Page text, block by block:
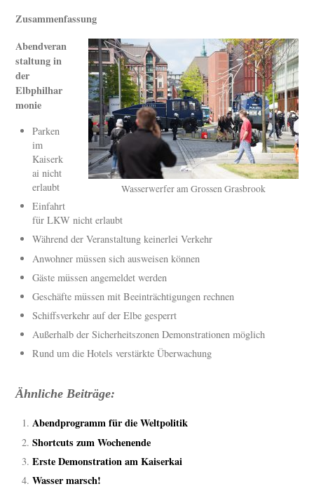
Zusammenfassung
Wasserwerfer am Grossen Grasbrook
Abendveran
staltung in
der
Elbphilhar
monie
Parken
im
Kaiserk
ai nicht
erlaubt
Einfahrt
für LKW nicht erlaubt
Während der Veranstaltung keinerlei Verkehr
Anwohner müssen sich ausweisen können
Gäste müssen angemeldet werden
Geschäfte müssen mit Beeinträchtigungen rechnen
Schiffsverkehr auf der Elbe gesperrt
Außerhalb der Sicherheitszonen Demonstrationen möglich
Rund um die Hotels verstärkte Überwachung
Ähnliche Beiträge:
Abendprogramm für die Weltpolitik
Shortcuts zum Wochenende
Erste Demonstration am Kaiserkai
Wasser marsch!